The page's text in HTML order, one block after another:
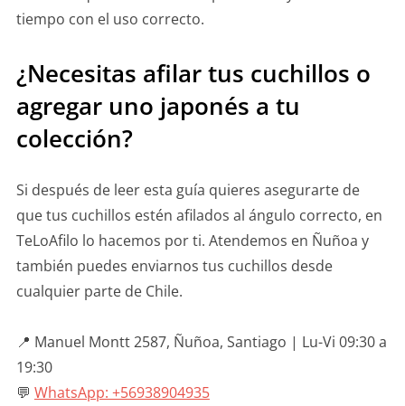
tiempo con el uso correcto.
¿Necesitas afilar tus cuchillos o
agregar uno japonés a tu
colección?
Si después de leer esta guía quieres asegurarte de
que tus cuchillos estén afilados al ángulo correcto, en
TeLoAfilo lo hacemos por ti. Atendemos en Ñuñoa y
también puedes enviarnos tus cuchillos desde
cualquier parte de Chile.
📍 Manuel Montt 2587, Ñuñoa, Santiago | Lu-Vi 09:30 a
19:30
💬 WhatsApp: +56938904935